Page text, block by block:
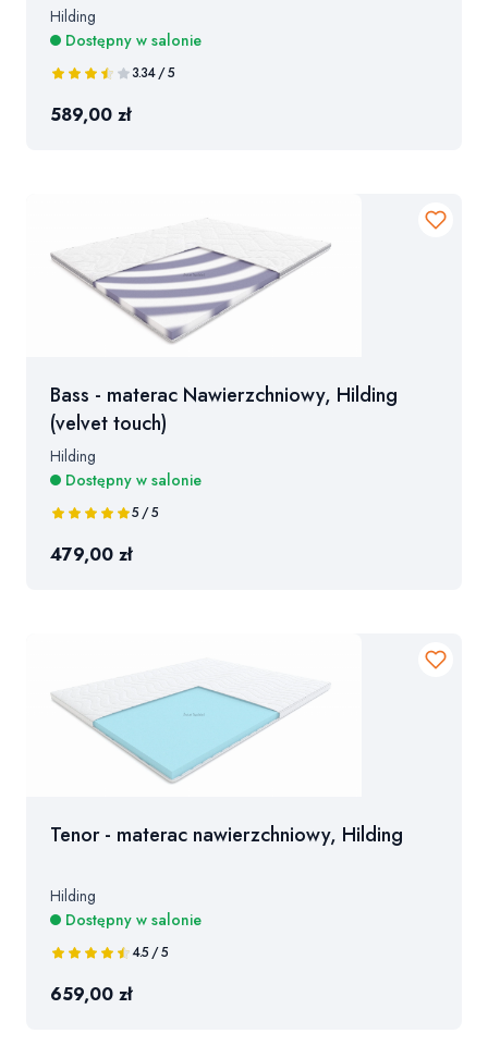
Hilding
Dostępny w salonie
3.34 / 5
589,00 zł
Bass - materac Nawierzchniowy, Hilding
(velvet touch)
Hilding
Dostępny w salonie
5 / 5
479,00 zł
Tenor - materac nawierzchniowy, Hilding
Hilding
Dostępny w salonie
4.5 / 5
659,00 zł